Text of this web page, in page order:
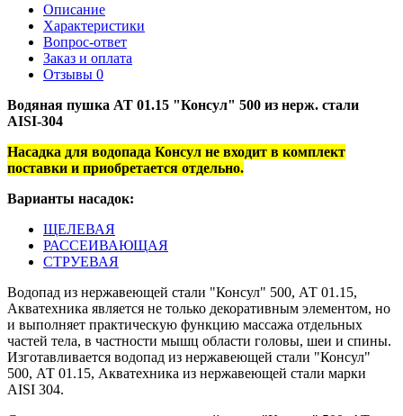
Описание
Характеристики
Вопрос-ответ
Заказ и оплата
Отзывы 0
Водяная пушка АТ 01.15 "Консул" 500 из нерж. стали
AISI-304
Насадка для водопада Консул не входит в комплект
поставки и приобретается отдельно.
Варианты насадок:
ЩЕЛЕВАЯ
РАССЕИВАЮЩАЯ
СТРУЕВАЯ
Водопад из нержавеющей стали "Консул" 500, АТ 01.15,
Акватехника является не только декоративным элементом, но
и выполняет практическую функцию массажа отдельных
частей тела, в частности мышц области головы, шеи и спины.
Изготавливается водопад из нержавеющей стали "Консул"
500, АТ 01.15, Акватехника из нержавеющей стали марки
AISI 304.